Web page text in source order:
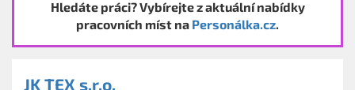
Hledáte práci? Vybírejte z aktuální nabídky
pracovních míst na Personálka.cz.
JK TEX s.r.o.